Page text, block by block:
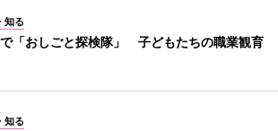
知る
「おしごと探検隊」 子どもたちの職業観育
知る